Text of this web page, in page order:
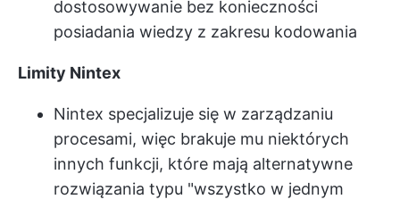
dostosowywanie bez konieczności
posiadania wiedzy z zakresu kodowania
Limity Nintex
Nintex specjalizuje się w zarządzaniu
procesami, więc brakuje mu niektórych
innych funkcji, które mają alternatywne
rozwiązania typu "wszystko w jednym